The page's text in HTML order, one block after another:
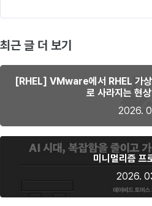
최근 글 더 보기
[RHEL] VMware에서 RHEL 가상
로 사라지는 현상
2026.
미니멀리즘 프
2026.